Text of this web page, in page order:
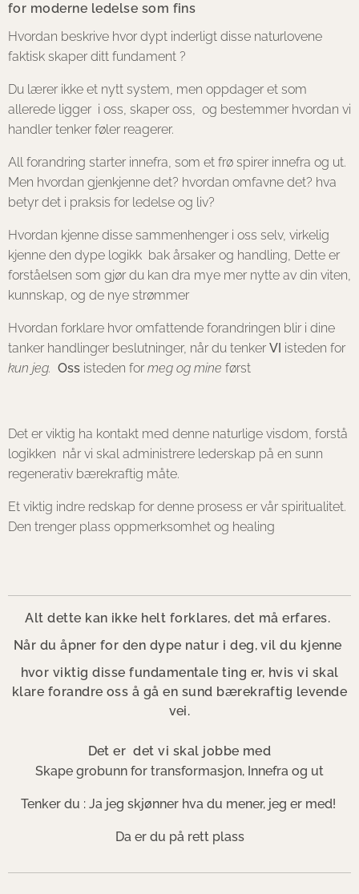
for moderne ledelse som fins
Hvordan beskrive hvor dypt inderligt disse naturlovene
faktisk skaper ditt fundament ?
Du lærer ikke et nytt system, men oppdager et som
allerede ligger i oss, skaper oss, og bestemmer hvordan vi
handler tenker føler reagerer.
All forandring starter innefra, som et frø spirer innefra og ut.
Men hvordan gjenkjenne det? hvordan omfavne det? hva
betyr det i praksis for ledelse og liv?
Hvordan kjenne disse sammenhenger i oss selv, virkelig
kjenne den dype logikk bak årsaker og handling, Dette er
forståelsen som gjør du kan dra mye mer nytte av din viten,
kunnskap, og de nye strømmer
Hvordan forklare hvor omfattende forandringen blir i dine
tanker handlinger beslutninger, når du tenkerVI isteden for
kun jeg. Oss isteden formeg og mine først
Det er viktig ha kontakt med denne naturlige visdom, forstå
logikken når vi skal administrere lederskap på en sunn
regenerativ bærekraftig måte.
Et viktig indre redskap for denne prosess er vår spiritualitet.
Den trenger plass oppmerksomhet og healing
Alt dette kan ikke helt forklares, det må erfares.
Når du åpner for den dype natur i deg, vil du kjenne
hvor viktig disse fundamentale ting er, hvis vi skal
klare forandre oss å gå en sund bærekraftig levende
vei.
Det er det vi skal jobbe med
Skape grobunn for transformasjon, Innefra og ut
Tenker du : Ja jeg skjønner hva du mener, jeg er med!
Da er du på rett plass